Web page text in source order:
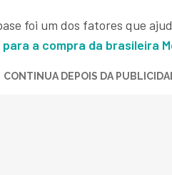
foi um dos fatores que
a compra da brasileira
CONTINUA DEPOIS DA